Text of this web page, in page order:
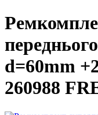
d=60mm
260988